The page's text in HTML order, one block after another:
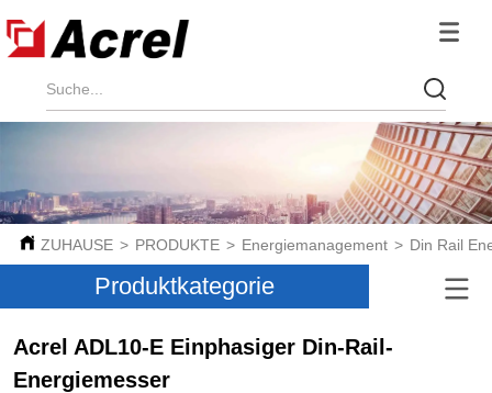
ZUHAUSE > PRODUKTE > Energiemanagement > Din Rail
Produktkategorie
Acrel ADL10-E Einphasiger Din-Rail-
Energiemesser